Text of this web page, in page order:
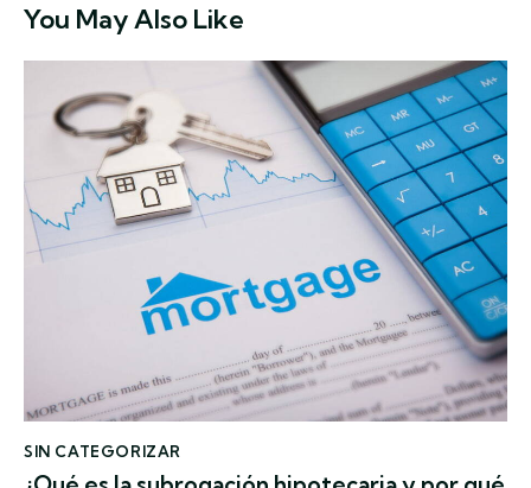
You May Also Like
SIN CATEGORIZAR